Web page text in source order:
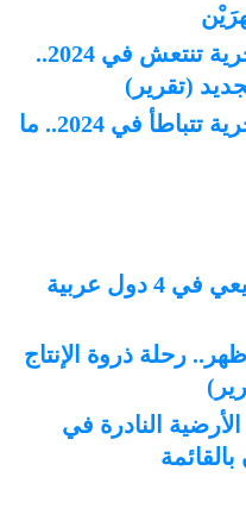
سوق منصات الحفر البحرية تنتعش في 2024..
(تقرير)
سوق منصات الحفر البحرية تتباطأ في 2024.. ما
انخفاض إنتاج الغاز الطبيعي في 4 دول عربية
رحلة ذروة الإنتاج
النادرة في
بالقائمة